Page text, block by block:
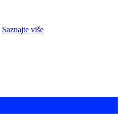
Saznajte više